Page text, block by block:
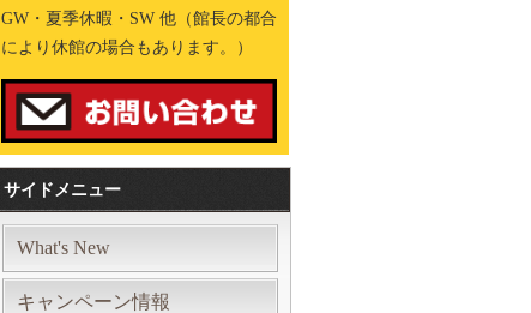
GW・夏季休暇・SW 他（館長の都合
により休館の場合もあります。）
サイドメニュー
What's New
キャンペーン情報